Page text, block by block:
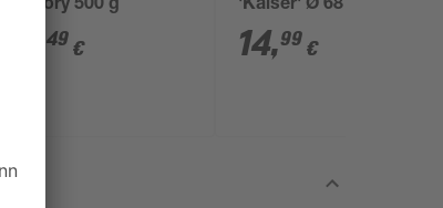
Hickory 500 g
,49 €
'Kaiser' Ø 68 x 49 mm
10 Stück
14,99 €